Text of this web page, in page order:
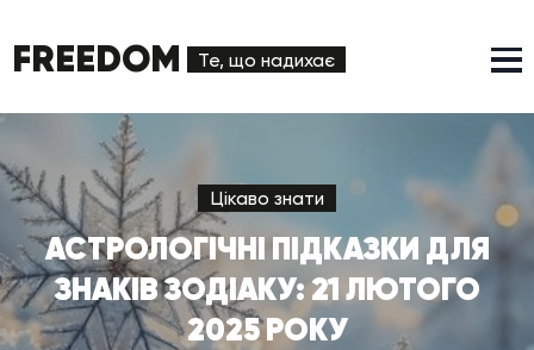
FREEDOM Те, що надихає
Цікаво знати
АСТРОЛОГІЧНІ ПІДКАЗКИ ДЛЯ
ЗНАКІВ ЗОДІАКУ: 21 ЛЮТОГО
2025 РОКУ